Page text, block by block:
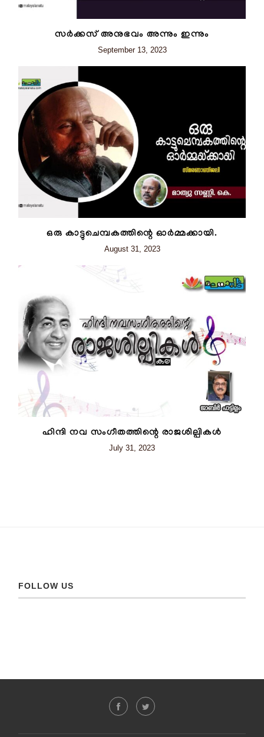
സർക്കസ് അനുഭവം അന്നും ഇന്നും
September 13, 2023
ഒരു കാട്ടുചെമ്പകത്തിന്റെ ഓർമ്മക്കായി.
August 31, 2023
ഹിന്ദി നവ സംഗീതത്തിന്റെ രാജശില്പികൾ
July 31, 2023
FOLLOW US